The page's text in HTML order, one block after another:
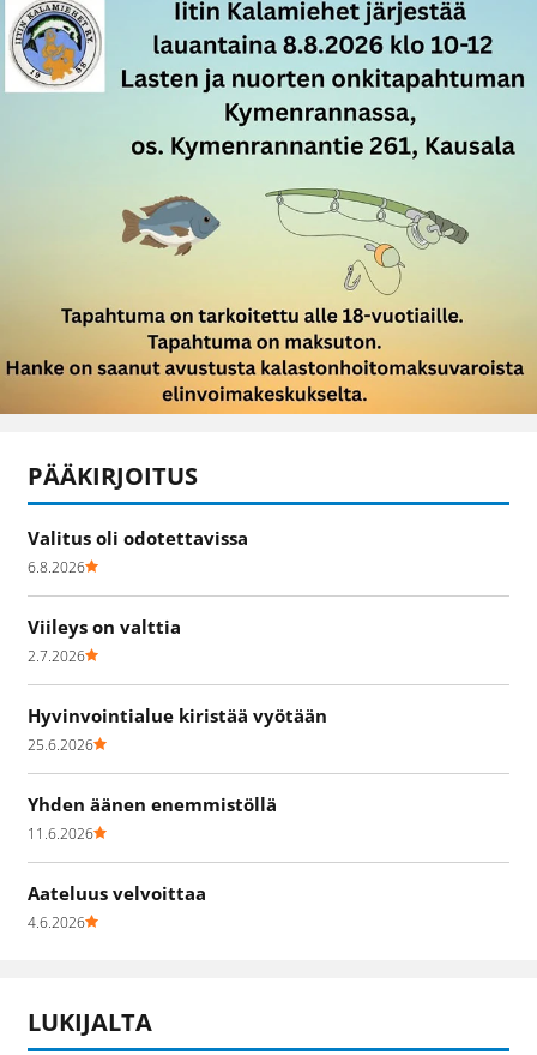
PÄÄKIRJOITUS
Valitus oli odotettavissa
6.8.2026
Viileys on valttia
2.7.2026
Hyvinvointialue kiristää vyötään
25.6.2026
Yhden äänen enemmistöllä
11.6.2026
Aateluus velvoittaa
4.6.2026
LUKIJALTA